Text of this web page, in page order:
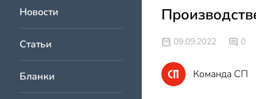
Новости
Статьи
Бланки
09.09.2022 0
Команда СП